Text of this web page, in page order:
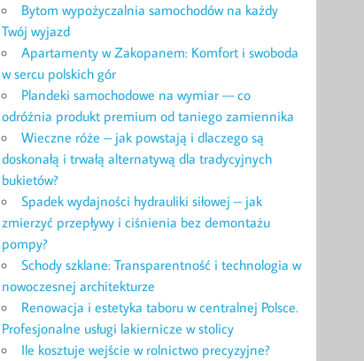
Bytom wypożyczalnia samochodów na każdy
Twój wyjazd
Apartamenty w Zakopanem: Komfort i swoboda
w sercu polskich gór
Plandeki samochodowe na wymiar — co
odróżnia produkt premium od taniego zamiennika
Wieczne róże – jak powstają i dlaczego są
doskonałą i trwałą alternatywą dla tradycyjnych
bukietów?
Spadek wydajności hydrauliki siłowej – jak
zmierzyć przepływy i ciśnienia bez demontażu
pompy?
Schody szklane: Transparentność i technologia w
nowoczesnej architekturze
Renowacja i estetyka taboru w centralnej Polsce.
Profesjonalne usługi lakiernicze w stolicy
Ile kosztuje wejście w rolnictwo precyzyjne?